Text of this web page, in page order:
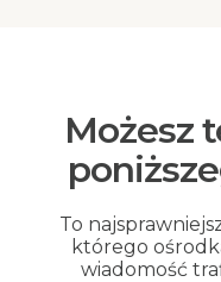
Możesz
To
którego
wiadomość